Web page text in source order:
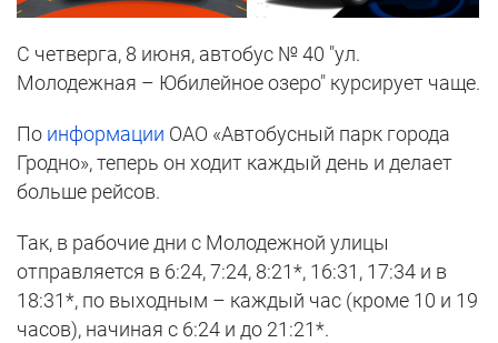
С четверга, 8 июня, автобус № 40 "ул.
Молодежная – Юбилейное озеро" курсирует чаще.
По информации ОАО «Автобусный парк города
Гродно», теперь он ходит каждый день и делает
больше рейсов.
Так, в рабочие дни с Молодежной улицы
отправляется в 6:24, 7:24, 8:21*, 16:31, 17:34 и в
18:31*, по выходным – каждый час (кроме 10 и 19
часов), начиная с 6:24 и до 21:21*.